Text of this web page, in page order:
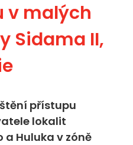
v malých
Sidama II,
přístupu
lokalit
a Huluka v zóně